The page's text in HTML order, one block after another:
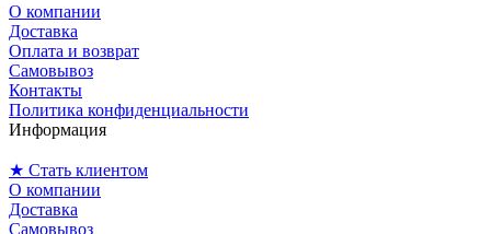
О компании
Доставка
Оплата и возврат
Самовывоз
Контакты
Политика конфиденциальности
Информация
★ Стать клиентом
О компании
Доставка
Самовывоз